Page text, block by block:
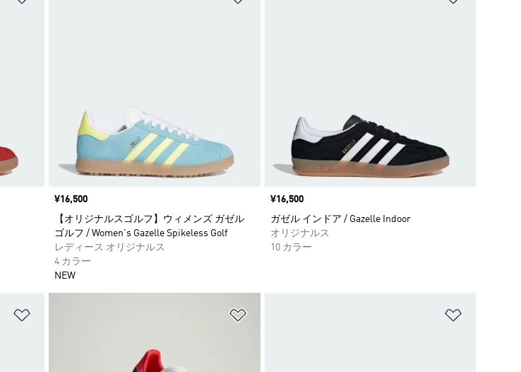
価格
¥16,500
【オリジナルスゴルフ】ウィメンズ ガゼル
ゴルフ / Women's Gazelle Spikeless Golf
レディース オリジナルス
4 カラー
NEW
価格
¥16,500
ガゼル インドア / Gazelle Indoor
オリジナルス
10 カラー